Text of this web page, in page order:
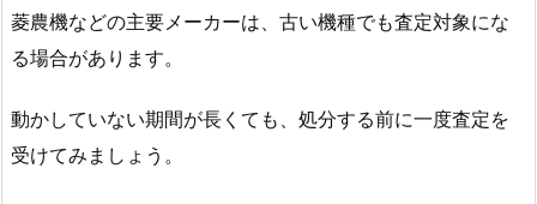
菱農機などの主要メーカーは、古い機種でも査定対象にな
る場合があります。
動かしていない期間が長くても、処分する前に一度査定を
受けてみましょう。